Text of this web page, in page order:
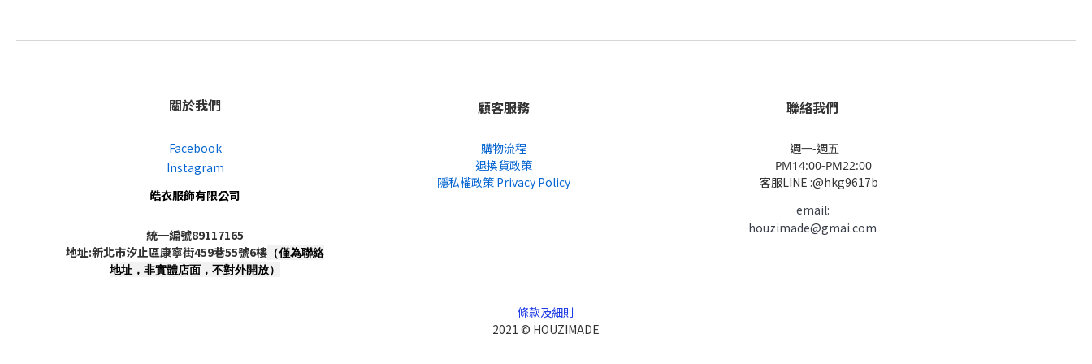
關於我們
Facebook
Instagram
皓衣服飾有限公司
統一編號89117165
地址:新北市汐止區康寧街459巷55號6樓 （僅為聯絡
地址，非實體店面，不對外開放）
顧客服務
購物流程
退換貨政策
隱私權政策 Privacy Policy
聯絡我們
週一-週五
PM14:00-PM22:00
客服LINE :@hkg9617b
email:
houzimade@gmai.com
條款及細則
2021 © HOUZIMADE